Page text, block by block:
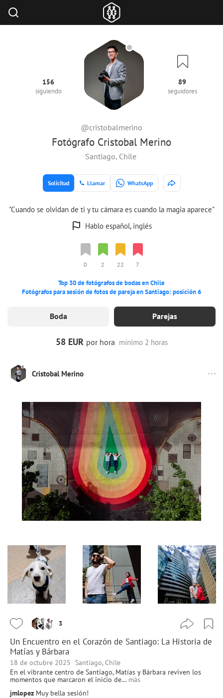
Fotógrafo Cristobal Merino
@cristobalmerino
156
siguiendo
89
seguidores
Santiago, Chile
Solicitud Llamar WhatsApp
"Cuando se olvidan de ti y tu cámara es cuando la magia aparece"
Hablo español, inglés
0 2 22 7
Top 30 de fotógrafos de bodas en Chile
Fotógrafos para sesión de fotos de pareja en Santiago: posición 6
Boda Parejas
58 EUR por hora mínimo 2 horas
Cristobal Merino
3
Un Encuentro en el Corazón de Santiago: La Historia de
Matías y Bárbara
18 de octubre 2025
Santiago, Chile
En el vibrante centro de Santiago, Matías y Bárbara reviven los
momentos que marcaron el inicio de… más
jmlopez Muy bella sesión!